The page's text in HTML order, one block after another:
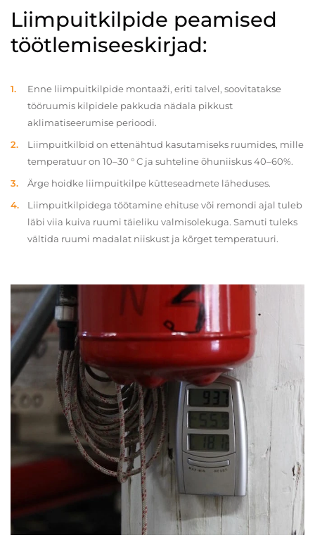
Liimpuitkilpide peamised
töötlemiseeskirjad:
Enne liimpuitkilpide montaaži, eriti talvel, soovitatakse
tööruumis kilpidele pakkuda nädala pikkust
aklimatiseerumise perioodi.
Liimpuitkilbid on ettenähtud kasutamiseks ruumides, mille
temperatuur on 10–30 ° C ja suhteline õhuniiskus 40–60%.
Ärge hoidke liimpuitkilpe kütteseadmete läheduses.
Liimpuitkilpidega töötamine ehituse või remondi ajal tuleb
läbi viia kuiva ruumi täieliku valmisolekuga. Samuti tuleks
vältida ruumi madalat niiskust ja kõrget temperatuuri.